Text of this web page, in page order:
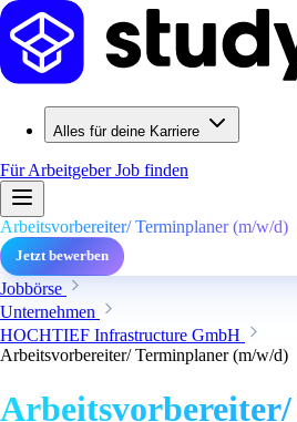
Alles für deine Karriere
Für ArbeitgeberJob finden
Arbeitsvorbereiter/ Terminplaner (m/w/d)
Jetzt bewerben
Jobbörse
Unternehmen
HOCHTIEF Infrastructure GmbH
Arbeitsvorbereiter/ Terminplaner (m/w/d)